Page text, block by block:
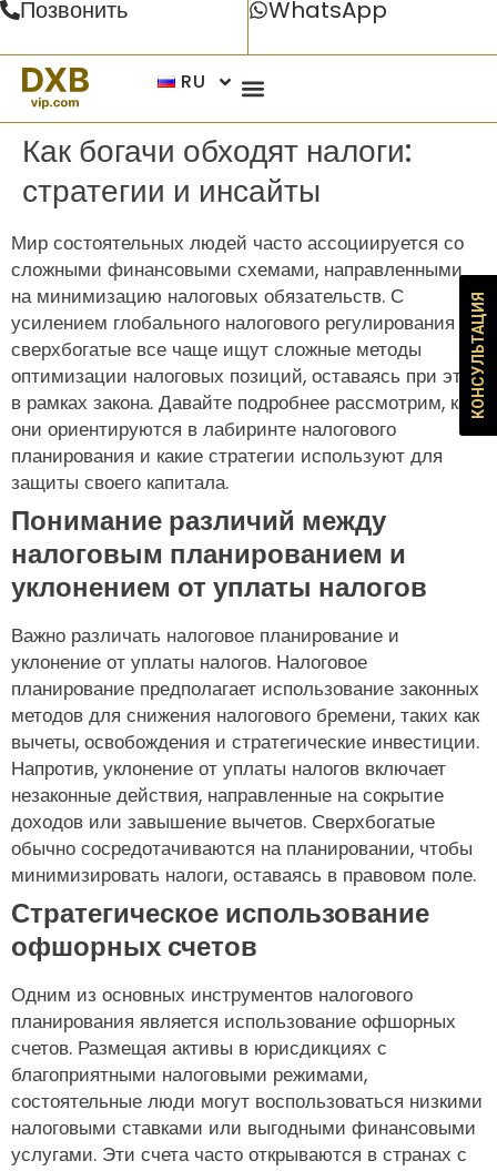
Позвонить WhatsApp
RU
Как богачи обходят налоги:
стратегии и инсайты
Мир состоятельных людей часто ассоциируется со
сложными финансовыми схемами, направленными
на минимизацию налоговых обязательств. С
усилением глобального налогового регулирования
сверхбогатые все чаще ищут сложные методы
оптимизации налоговых позиций, оставаясь при этом
в рамках закона. Давайте подробнее рассмотрим, как
они ориентируются в лабиринте налогового
планирования и какие стратегии используют для
защиты своего капитала.
Понимание различий между
налоговым планированием и
уклонением от уплаты налогов
Важно различать налоговое планирование и
уклонение от уплаты налогов. Налоговое
планирование предполагает использование законных
методов для снижения налогового бремени, таких как
вычеты, освобождения и стратегические инвестиции.
Напротив, уклонение от уплаты налогов включает
незаконные действия, направленные на сокрытие
доходов или завышение вычетов. Сверхбогатые
обычно сосредотачиваются на планировании, чтобы
минимизировать налоги, оставаясь в правовом поле.
Стратегическое использование
офшорных счетов
Одним из основных инструментов налогового
планирования является использование офшорных
счетов. Размещая активы в юрисдикциях с
благоприятными налоговыми режимами,
состоятельные люди могут воспользоваться низкими
налоговыми ставками или выгодными финансовыми
услугами. Эти счета часто открываются в странах с
КОНСУЛЬТАЦИЯ